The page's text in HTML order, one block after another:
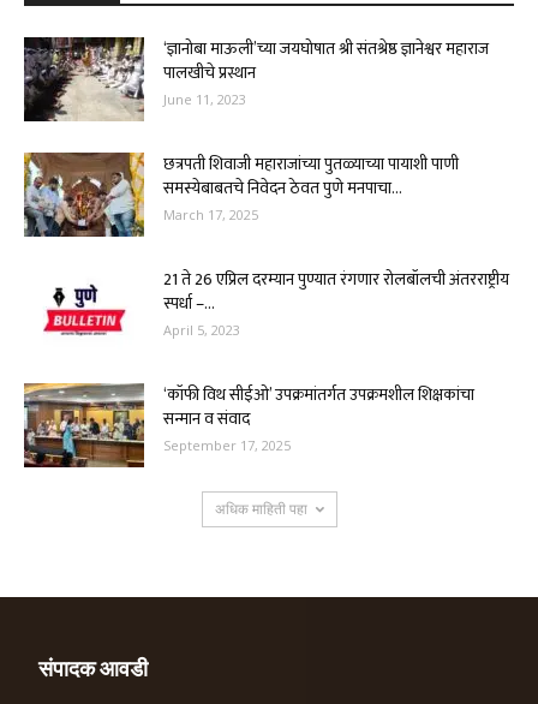
‘ज्ञानोबा माऊली’च्या जयघोषात श्री संतश्रेष्ठ ज्ञानेश्वर महाराज
पालखीचे प्रस्थान
June 11, 2023
छत्रपती शिवाजी महाराजांच्या पुतळ्याच्या पायाशी पाणी
समस्येबाबतचे निवेदन ठेवत पुणे मनपाचा...
March 17, 2025
21 ते 26 एप्रिल दरम्यान पुण्यात रंगणार रोलबॉलची अंतरराष्ट्रीय
स्पर्धा –...
April 5, 2023
‘कॉफी विथ सीईओ’ उपक्रमांतर्गत उपक्रमशील शिक्षकांचा
सन्मान व संवाद
September 17, 2025
अधिक माहिती पहा
संपादक आवडी